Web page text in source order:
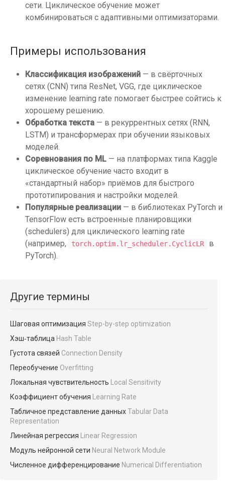
сети. Циклическое обучение может
комбинироваться с адаптивными оптимизаторами.
Примеры использования
Классификация изображений — в свёрточных
сетях (CNN) типа ResNet, VGG, где циклическое
изменение learning rate помогает быстрее сойтись к
хорошему решению.
Обработка текста — в рекуррентных сетях (RNN,
LSTM) и трансформерах при обучении языковых
моделей.
Соревнования по ML — на платформах типа Kaggle
циклическое обучение часто входит в
«стандартный набор» приёмов для быстрого
прототипирования и настройки моделей.
Популярные реализации — в библиотеках PyTorch и
TensorFlow есть встроенные планировщики
(schedulers) для циклического learning rate
(например,
torch.optim.lr_scheduler.CyclicLR
в
PyTorch).
Другие термины
Шаговая оптимизация Step-by-step optimization
Хэш‑таблица Hash Table
Густота связей Connection Density
Переобучение Overfitting
Локальная чувствительность
Local Sensitivity
Коэффициент обучения
Learning Rate
Табличное представление данныхTabular Data
Representation
Линейная регрессия
Linear Regression
Модуль нейронной сети Neural Network Module
Численное дифференцирование Numerical Differentiation